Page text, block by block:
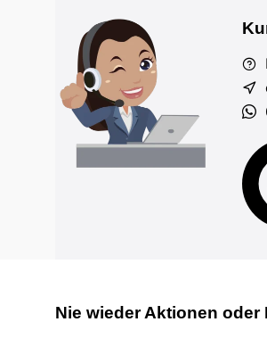
Nie wieder Aktionen oder